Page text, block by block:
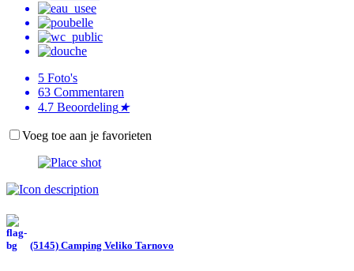
5 Foto's
63 Commentaren
4.7 Beoordeling★
Voeg toe aan je favorieten
(5145) Camping Veliko Tarnovo